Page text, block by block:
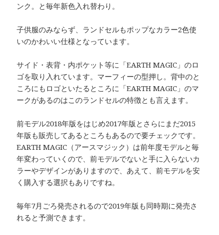
ンク。と毎年新色入れ替わり。
子供服のみならず、ランドセルもポップなカラー2色使
いのかわいい仕様となっています。
サイド・表背・内ポケット等に「EARTH MAGIC」のロ
ゴを取り入れています。マーフィーの型押し。背中のと
ころにもロゴといたるところに「EARTH MAGIC」のマ
ークがあるのはこのランドセルの特徴とも言えます。
前モデル2018年版をはじめ2017年版とさらにまだ2015
年版も販売してあるところもあるので要チェックです。
EARTH MAGIC（アースマジック）は前年度モデルと毎
年変わっていくので、前モデルでないと手に入らないカ
ラーやデザインがありますので、あえて、前モデルを安
く購入する選択もありですね。
毎年7月ごろ発売されるので2019年版も同時期に発売さ
れると予測できます。